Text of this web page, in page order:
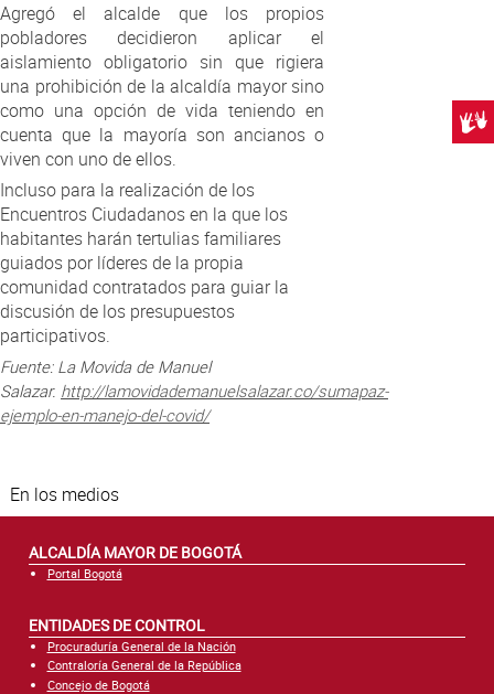
Agregó el alcalde que los propios
pobladores decidieron aplicar el
aislamiento obligatorio sin que rigiera
una prohibición de la alcaldía mayor sino
como una opción de vida teniendo en
cuenta que la mayoría son ancianos o
viven con uno de ellos.
Incluso para la realización de los
Encuentros Ciudadanos en la que los
habitantes harán tertulias familiares
guiados por líderes de la propia
comunidad contratados para guiar la
discusión de los presupuestos
participativos.
Fuente: La Movida de Manuel
Salazar. http://lamovidademanuelsalazar.co/sumapaz-
ejemplo-en-manejo-del-covid/
En los medios
ALCALDÍA MAYOR DE BOGOTÁ
Portal Bogotá
ENTIDADES DE CONTROL
Procuraduría General de la Nación
Contraloría General de la República
Concejo de Bogotá